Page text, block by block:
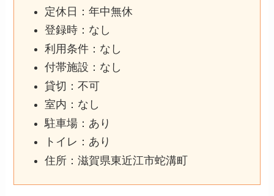
定休日：年中無休
登録時：なし
利用条件：なし
付帯施設：なし
貸切：不可
室内：なし
駐車場：あり
トイレ：あり
住所：滋賀県東近江市蛇溝町